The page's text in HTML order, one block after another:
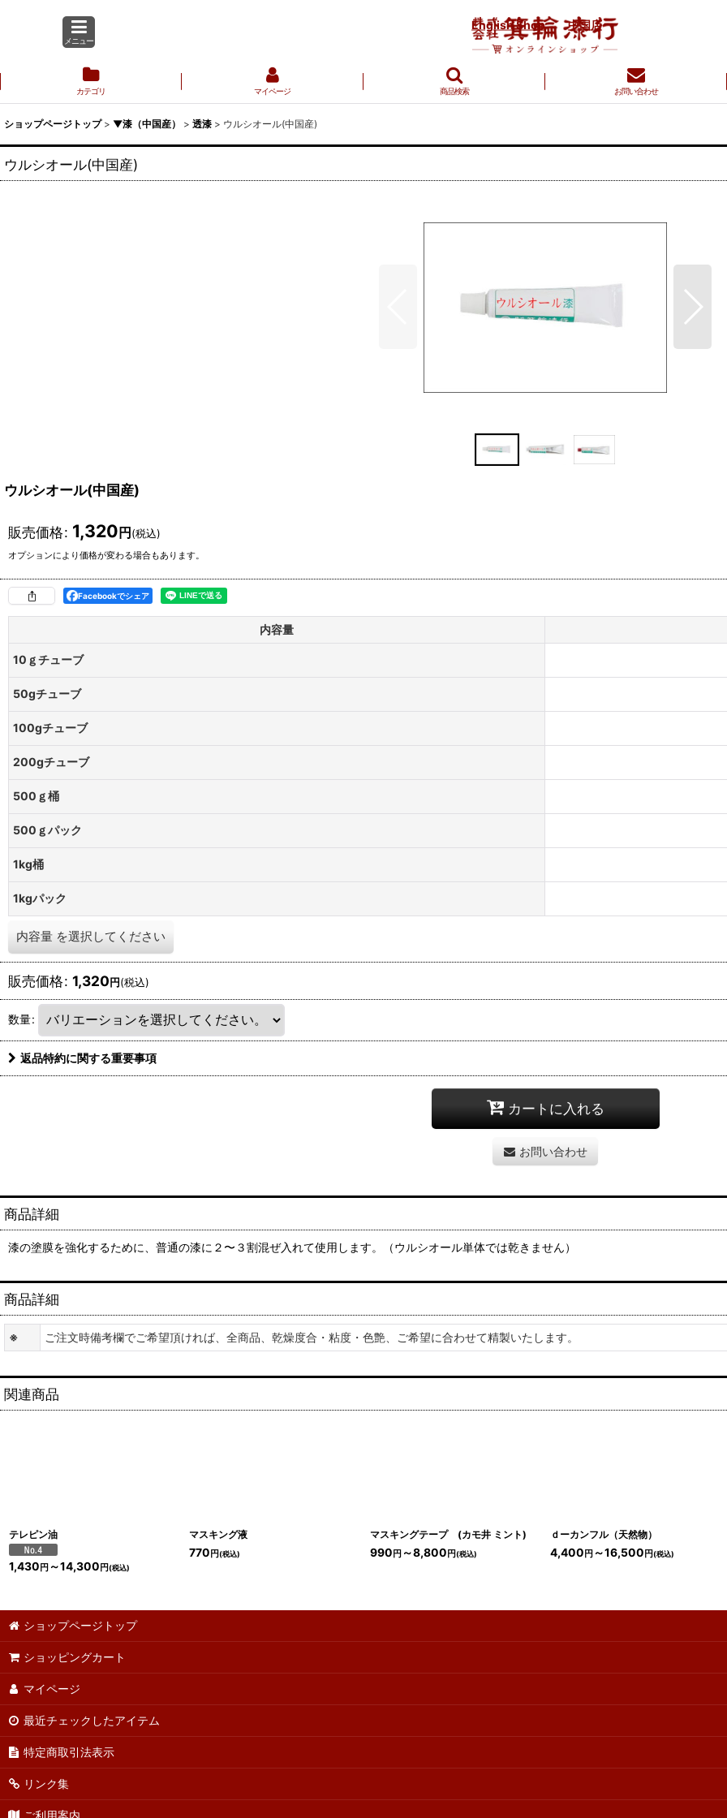
English Shop 中国店
メニュー
カテゴリ マイページ 商品検索 お問い合わせ
ショップページトップ > ▼漆（中国産） > 透漆 > ウルシオール(中国産)
ウルシオール(中国産)
ウルシオール(中国産)
販売価格: 1,320円(税込)
オプションにより価格が変わる場合もあります。
Facebookでシェア
内容量
10ｇチューブ
50gチューブ
100gチューブ
200gチューブ
500ｇ桶
500ｇパック
1kg桶
1kgパック
内容量 を選択してください
販売価格: 1,320円(税込)
数量:
返品特約に関する重要事項
カートに入れる
お問い合わせ
商品詳細
漆の塗膜を強化するために、普通の漆に２〜３割混ぜ入れて使用します。（ウルシオール単体では乾きません）
商品詳細
※ ご注文時備考欄でご希望頂ければ、全商品、乾燥度合・粘度・色艶、ご希望に合わせて精製いたします。
関連商品
テレピン油
1,430 円 ～14,300 円(税込)
マスキング液
770 円(税込)
マスキングテープ (カモ井 ミント)
990 円～8,800 円(税込)
ｄーカンフル（天然物）
4,400 円～16,500 円(税込)
ショップページトップ
ショッピングカート
マイページ
最近チェックしたアイテム
特定商取引法表示
リンク集